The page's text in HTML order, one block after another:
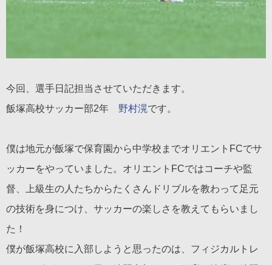
今回、選手日記担当させていただきます。
飯塚高校サッカー部2年 野村滉です。
僕は地元が飯塚で保育園から中学校までオリエントFCでサ
ッカーをやっていました。オリエントFCではコーチや監
督、上級生の人たちからたくさんドリブルを教わって足元
の技術を身につけ、サッカーの楽しさを教えてもらいまし
た！
僕が飯塚高校に入部しようと思ったのは、フィジカルトレ